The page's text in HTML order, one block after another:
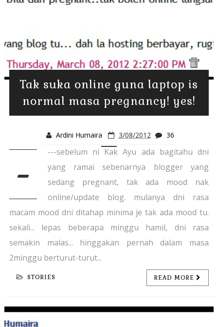
Tak suka online guna laptop is
normal masa pregnancy! yes!
Ardini Humaira 3/08/2012 36
-
---sebelum ni Kak Ayu ada bagitahu dni
yang ramai sebenarnya blogger yang
sedang pregnant, tak ada mood nak
online/update blog. mulanya dni rasa
macam mood dni ditahap minima je tak ada mood tu.
sekali... lepas beberapa minggu hamil, dni rasa
semakin malas... hinggakan pernah dalam masa
2minggu berturut-turut...
STORIES READ MORE